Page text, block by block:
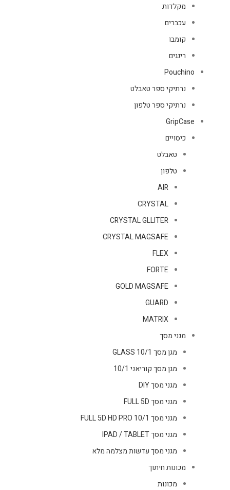
מקלדות
עכברים
קומבו
רינגים
Pouchino
נרתיקי ספר טאבלט
נרתיקי ספר טלפון
GripCase
כיסויים
טאבלט
טלפון
AIR
CRYSTAL
CRYSTAL GLLITER
CRYSTAL MAGSAFE
FLEX
FORTE
GOLD MAGSAFE
GUARD
MATRIX
מגני מסך
מגן מסך GLASS 10/1
מגן מסך קוריאני 10/1
מגני מסך DIY
מגני מסך FULL 5D
מגני מסך FULL 5D HD PRO 10/1
מגני מסך IPAD / TABLET
מגני מסך עדשות מצלמה מלא
מכונות חיתוך
מכונות